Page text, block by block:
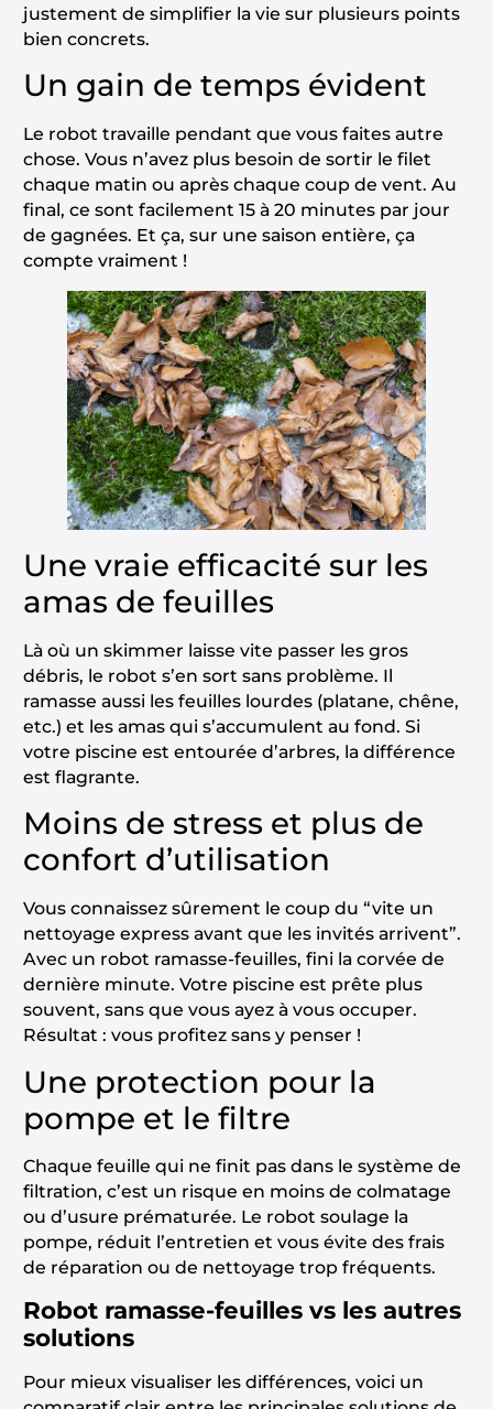
justement de simplifier la vie sur plusieurs points
bien concrets.
Un gain de temps évident
Le robot travaille pendant que vous faites autre
chose. Vous n’avez plus besoin de sortir le filet
chaque matin ou après chaque coup de vent. Au
final, ce sont facilement 15 à 20 minutes par jour
de gagnées. Et ça, sur une saison entière, ça
compte vraiment !
Une vraie efficacité sur les
amas de feuilles
Là où un skimmer laisse vite passer les gros
débris, le robot s’en sort sans problème. Il
ramasse aussi les feuilles lourdes (platane, chêne,
etc.) et les amas qui s’accumulent au fond. Si
votre piscine est entourée d’arbres, la différence
est flagrante.
Moins de stress et plus de
confort d’utilisation
Vous connaissez sûrement le coup du “vite un
nettoyage express avant que les invités arrivent”.
Avec un robot ramasse-feuilles, fini la corvée de
dernière minute. Votre piscine est prête plus
souvent, sans que vous ayez à vous occuper.
Résultat : vous profitez sans y penser !
Une protection pour la
pompe et le filtre
Chaque feuille qui ne finit pas dans le système de
filtration, c’est un risque en moins de colmatage
ou d’usure prématurée. Le robot soulage la
pompe, réduit l’entretien et vous évite des frais
de réparation ou de nettoyage trop fréquents.
Robot ramasse-feuilles vs les autres
solutions
Pour mieux visualiser les différences, voici un